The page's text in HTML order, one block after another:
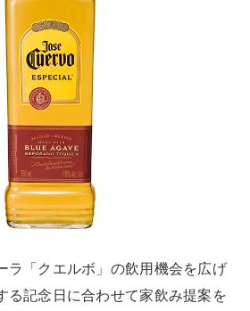
ラ「クエルボ」の飲用機会を広げ
る記念日に合わせて家飲み提案を